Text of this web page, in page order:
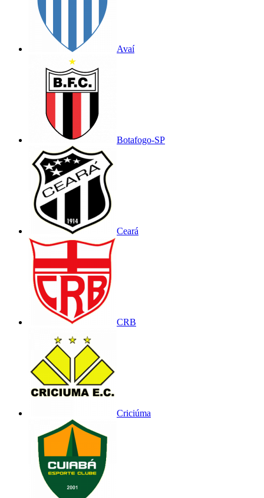
Avaí
Botafogo-SP
Ceará
CRB
Criciúma